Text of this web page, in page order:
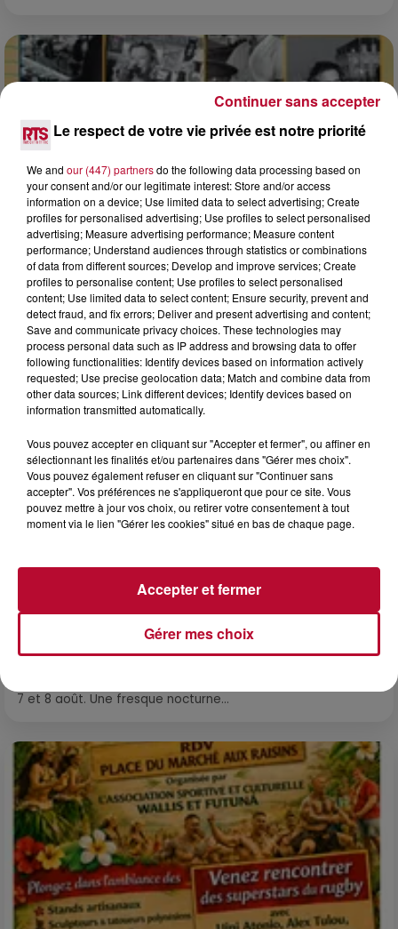
0h01
DINER CONCERT À LA MJC DE MARSEILLAN
NÎMES : « LE RÊVE DU GLADIATEUR » INVESTIT
LES ARÈNES CES 3...
7 et 8 août. Une fresque nocturne...
Le respect de votre vie privée est notre priorité
We and our (447) partnersdo the following data processing based on
your consent and/or our legitimate interest: Store and/or access
information on a device; Use limited data to select advertising; Create
profiles for personalised advertising; Use profiles to select personalised
advertising; Measure advertising performance; Measure content
performance; Understand audiences through statistics or combinations
of data from different sources; Develop and improve services; Create
profiles to personalise content; Use profiles to select personalised
content; Use limited data to select content; Ensure security, prevent and
detect fraud, and fix errors; Deliver and present advertising and content;
Save and communicate privacy choices. These technologies may
process personal data such as IP address and browsing data to offer
following functionalities: Identify devices based on information actively
requested; Use precise geolocation data; Match and combine data from
other data sources; Link different devices; Identify devices based on
information transmitted automatically.
Vous pouvez accepter en cliquant sur "Accepter et fermer", ou affiner en
sélectionnant les finalités et/ou partenaires dans "Gérer mes choix".
Vous pouvez également refuser en cliquant sur "Continuer sans
accepter". Vos préférences ne s'appliqueront que pour ce site. Vous
pouvez mettre à jour vos choix, ou retirer votre consentement à tout
moment via le lien "Gérer les cookies" situé en bas de chaque page.
Gérer mes choix
Accepter et fermer
Continuer sans accepter